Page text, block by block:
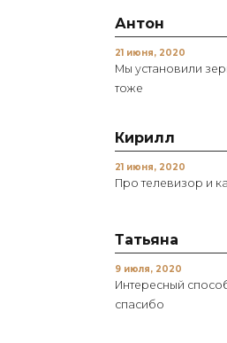
Антон
21 июня, 2020
Мы установили
тоже
Кирилл
21 июня, 2020
Про телевизор и
Татьяна
9 июля, 2020
Интересный
спасибо